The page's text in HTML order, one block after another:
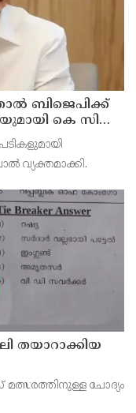
ബിജെപിക്ക്
കെ സി
വ്യക്തമാക്കി.
തയാറാക്കിയ
മത്സരത്തിനുള്ള ചോദ്യം